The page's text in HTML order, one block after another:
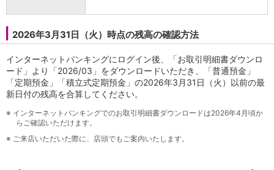
兵庫県
和歌山県
中国／四国
岡山県
徳島県
香川県
愛媛県
2026年3月31日（火）時点の残高の確認方法
インターネットバンキングにログイン後、「お取引明細書ダウンロ
ード」より「2026/03」をダウンロードいただき、「普通預金」
「定期預金」「積立式定期預金」の2026年3月31日（火）以前の最
新日付の残高を合算してください。
※ インターネットバンキングでのお取引明細書ダウンロードは2026年4月頃か
らご確認いただけます。
※ ご来店いただいた際に、店頭でもご案内いたします。